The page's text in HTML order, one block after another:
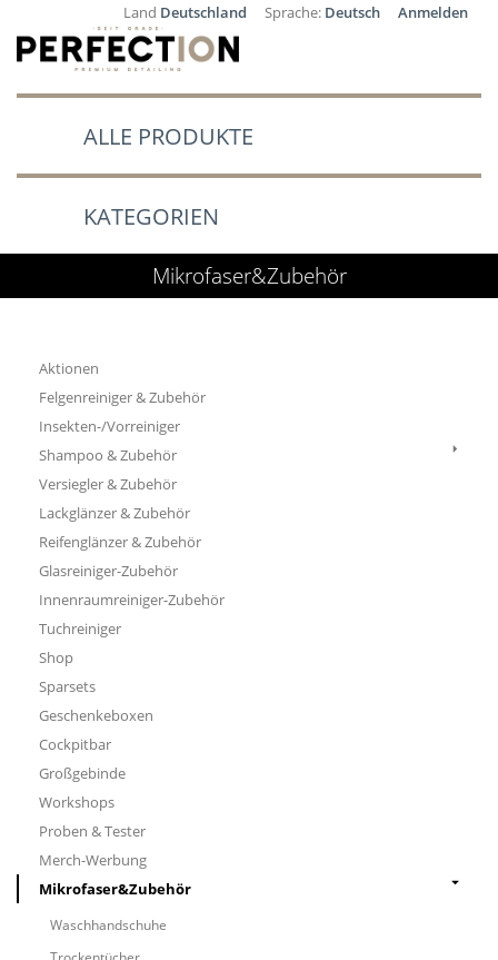
Land Deutschland Sprache: Deutsch Anmelden
ALLE PRODUKTE
KATEGORIEN
Mikrofaser&Zubehör
Aktionen
Felgenreiniger & Zubehör
Insekten-/Vorreiniger
Shampoo & Zubehör
Versiegler & Zubehör
Lackglänzer & Zubehör
Reifenglänzer & Zubehör
Glasreiniger-Zubehör
Innenraumreiniger-Zubehör
Tuchreiniger
Shop
Sparsets
Geschenkeboxen
Cockpitbar
Großgebinde
Workshops
Proben & Tester
Merch-Werbung
Mikrofaser&Zubehör
Waschhandschuhe